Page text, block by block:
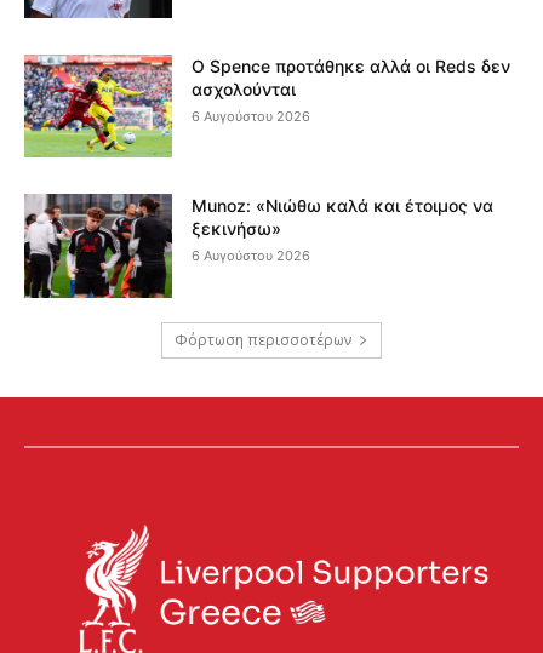
Ο Spence προτάθηκε αλλά οι Reds δεν
ασχολούνται
6 Αυγούστου 2026
Munoz: «Νιώθω καλά και έτοιμος να
ξεκινήσω»
6 Αυγούστου 2026
Φόρτωση περισσοτέρων